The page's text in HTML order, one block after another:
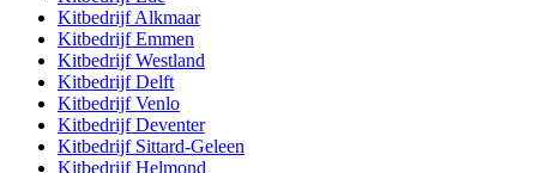
KitbedrijfAlkmaar
KitbedrijfEmmen
KitbedrijfWestland
KitbedrijfDelft
KitbedrijfVenlo
KitbedrijfDeventer
Kitbedrijf Sittard-Geleen
KitbedrijfHelmond